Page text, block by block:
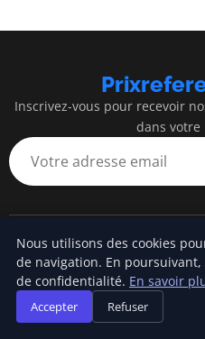
Inscrivez-vous pour recevoir
dans votre
Prixreferencement
Blog d'actualités et
Nous utilisons des cookies
de navigation. En
de confidentialité. En savoir
Accepter Refuser